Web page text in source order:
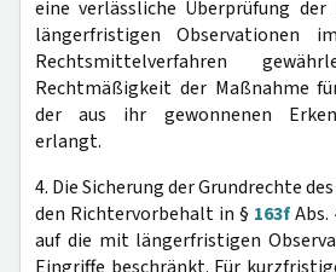
eine verlässliche Überprüfung
längerfristigen Observationen
Rechtsmittelverfahren
Rechtmäßigkeit der Maßnahme
der aus ihr gewonnenen
erlangt.
4. Die Sicherung der Grundrechte
den Richtervorbehalt in § 163fAbs.
auf die mit längerfristigen